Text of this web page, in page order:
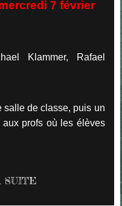
7 février
Klammer, Rafael
salle de classe, puis un
profs où les élèves
SUITE